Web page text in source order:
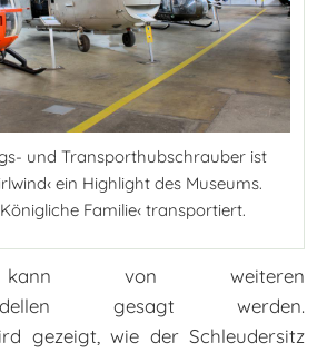
und Transporthubschrauber ist
ein Highlight des Museums.
Familie‹ transportiert.
kann von weiteren
gesagt werden.
gezeigt, wie der Schleudersitz